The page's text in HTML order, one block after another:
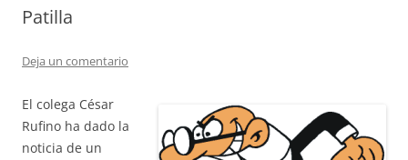
Patilla
Deja un comentario
El colega César
Rufino ha dado la
noticia de un